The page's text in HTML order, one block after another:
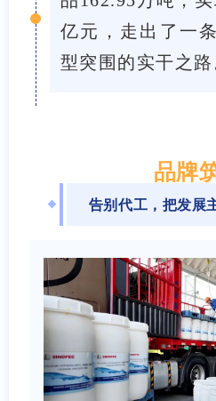
亿元，走出了一
型突围的实干之路
品牌
告别代工，把发展